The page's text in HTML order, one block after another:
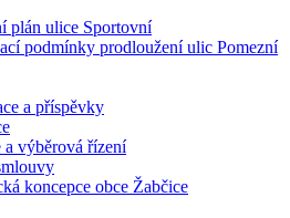
plán ulice Sportovní
podmínky prodloužení ulic Pomezní
a příspěvky
a výběrová řízení
koncepce obce Žabčice